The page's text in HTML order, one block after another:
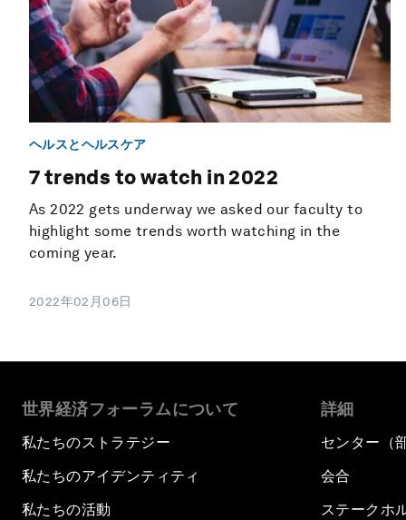
ヘルスとヘルスケア
7 trends to watch in 2022
As 2022 gets underway we asked our faculty to
highlight some trends worth watching in the
coming year.
2022年02月06日
世界経済フォーラムについて
私たちのストラテジー
私たちのアイデンティティ
私たちの活動
詳細
センター（
会合
ステークホ